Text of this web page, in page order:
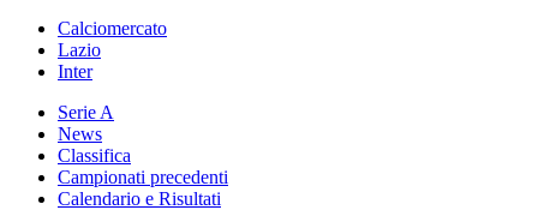
Calciomercato
Lazio
Inter
Serie A
News
Classifica
Campionati precedenti
Calendario e Risultati